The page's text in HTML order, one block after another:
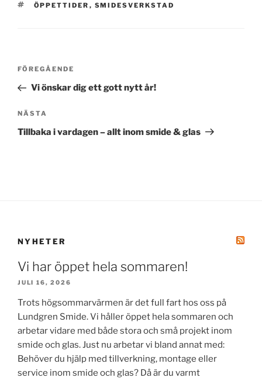
TAGGAR
ÖPPETTIDER , SMIDESVERKSTAD
Inläggsnavigering
Föregående
inlägg
FÖREGÅENDE
Vi önskar dig ett gott nytt år!
Nästa
inlägg
NÄSTA
Tillbaka i vardagen – allt inom smide & glas
NYHETER
Vi har öppet hela sommaren!
JULI 16, 2026
Trots högsommarvärmen är det full fart hos oss på
Lundgren Smide. Vi håller öppet hela sommaren och
arbetar vidare med både stora och små projekt inom
smide och glas. Just nu arbetar vi bland annat med:
Behöver du hjälp med tillverkning, montage eller
service inom smide och glas? Då är du varmt